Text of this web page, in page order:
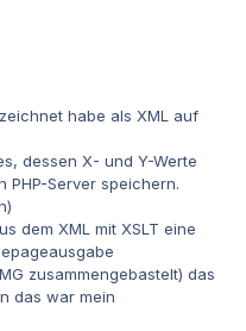
habe als XML auf
dessen X- und Y-Werte
PHP-Server speichern.
dem XML mit XSLT eine
zusammengebastelt) das
das war mein